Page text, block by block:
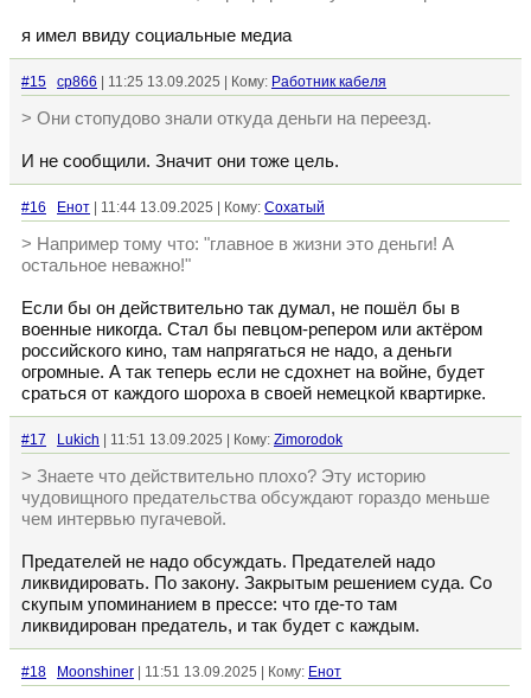
я имел ввиду социальные медиа
#15 cp866 | 11:25 13.09.2025 | Кому: Работник кабеля
> Они стопудово знали откуда деньги на переезд.
И не сообщили. Значит они тоже цель.
#16 Енот | 11:44 13.09.2025 | Кому: Сохатый
> Например тому что: "главное в жизни это деньги! А
остальное неважно!"
Если бы он действительно так думал, не пошёл бы в
военные никогда. Стал бы певцом-репером или актёром
российского кино, там напрягаться не надо, а деньги
огромные. А так теперь если не сдохнет на войне, будет
сраться от каждого шороха в своей немецкой квартирке.
#17 Lukich | 11:51 13.09.2025 | Кому: Zimorodok
> Знаете что действительно плохо? Эту историю
чудовищного предательства обсуждают гораздо меньше
чем интервью пугачевой.
Предателей не надо обсуждать. Предателей надо
ликвидировать. По закону. Закрытым решением суда. Со
скупым упоминанием в прессе: что где-то там
ликвидирован предатель, и так будет с каждым.
#18 Moonshiner | 11:51 13.09.2025 | Кому: Енот